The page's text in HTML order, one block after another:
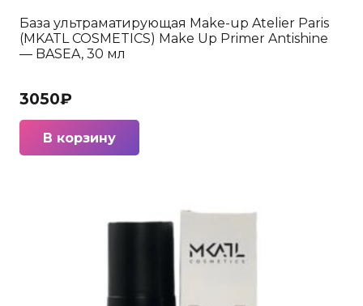
База ультраматирующая Make-up Atelier Paris
(MKATL COSMETICS) Make Up Primer Antishine
— BASEA, 30 мл
3050₽
В корзину